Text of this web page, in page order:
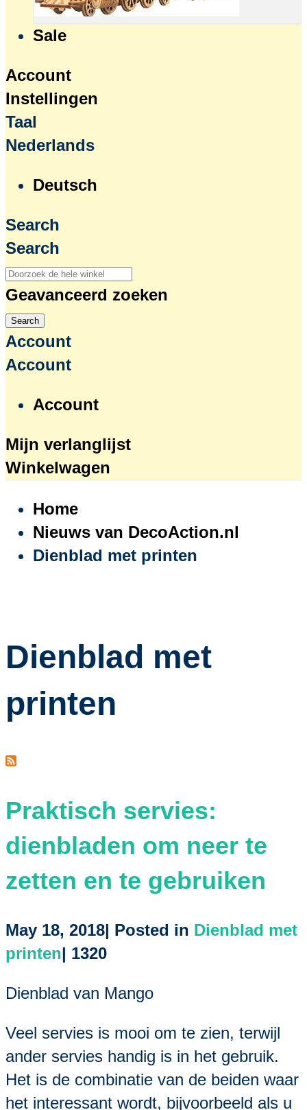
Sale
Account
Instellingen
Taal
Nederlands
Deutsch
Search
Search
Geavanceerd zoeken
Search
Account
Account
Account
Mijn verlanglijst
Winkelwagen
Home
Nieuws van DecoAction.nl
Dienblad met printen
Dienblad met
printen
Praktisch servies:
dienbladen om neer te
zetten en te gebruiken
May 18, 2018| Posted in Dienblad met
printen| 1320
Dienblad van Mango
Veel servies is mooi om te zien, terwijl
ander servies handig is in het gebruik.
Het is de combinatie van de beiden waar
het interessant wordt, bijvoorbeeld als u